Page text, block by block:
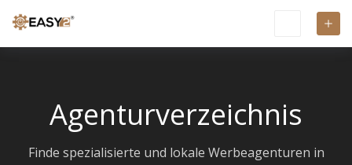
Agenturverzeichnis
Finde spezialisierte und lokale Werbeagenturen in